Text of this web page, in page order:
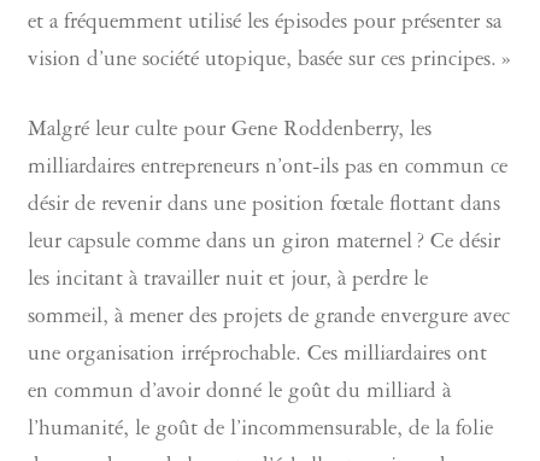
et a fréquemment utilisé les épisodes pour présenter sa
vision d’une société utopique, basée sur ces principes. »
Malgré leur culte pour Gene Roddenberry, les
milliardaires entrepreneurs n’ont-ils pas en commun ce
désir de revenir dans une position fœtale flottant dans
leur capsule comme dans un giron maternel ? Ce désir
les incitant à travailler nuit et jour, à perdre le
sommeil, à mener des projets de grande envergure avec
une organisation irréprochable. Ces milliardaires ont
en commun d’avoir donné le goût du milliard à
l’humanité, le goût de l’incommensurable, de la folie